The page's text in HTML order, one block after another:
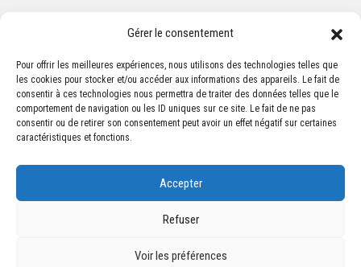
Gérer le consentement
Pour offrir les meilleures expériences, nous utilisons des technologies telles que
les cookies pour stocker et/ou accéder aux informations des appareils. Le fait de
consentir à ces technologies nous permettra de traiter des données telles que le
comportement de navigation ou les ID uniques sur ce site. Le fait de ne pas
consentir ou de retirer son consentement peut avoir un effet négatif sur certaines
caractéristiques et fonctions.
Accepter
Refuser
Voir les préférences
Association Sportive Montferrandaise
84, boulevard Léon Jouhaux
CS 80221 - 63021 Clermont-Ferrand Cedex 2
accueil@asm-omnisports.com